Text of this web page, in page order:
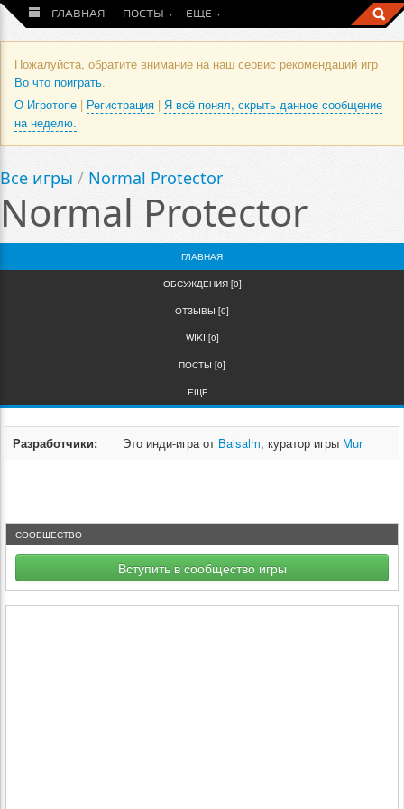
ГЛАВНАЯ ПОСТЫ ЕЩЕ
Пожалуйста, обратите внимание на наш сервис рекомендаций игр
Во что поиграть.
О Игротопе | Регистрация | Я всё понял, скрыть данное сообщение
на неделю.
Все игры / Normal Protector
Normal Protector
ГЛАВНАЯ
ОБСУЖДЕНИЯ [0]
ОТЗЫВЫ [0]
WIKI [0]
ПОСТЫ [0]
ЕЩЕ...
Разработчики: Это инди-игра от Balsalm, куратор игры Mur
СООБЩЕСТВО
Вступить в сообщество игры